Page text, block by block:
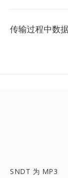
传输过程中数
SNDT 为 MP3